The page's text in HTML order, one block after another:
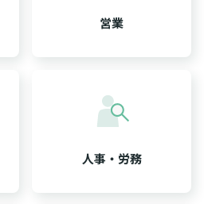
営業
人事・労務